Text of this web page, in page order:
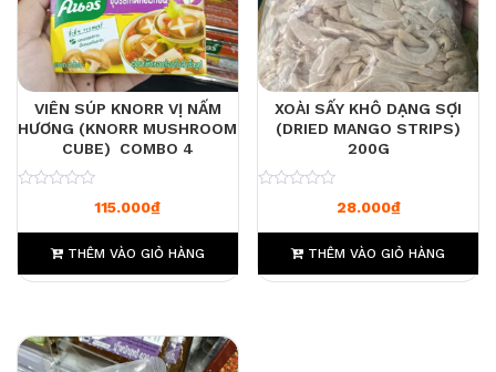
VIÊN SÚP KNORR VỊ NẤM
HƯƠNG (KNORR MUSHROOM
CUBE) COMBO 4
115.000₫
THÊM VÀO GIỎ HÀNG
XOÀI SẤY KHÔ DẠNG SỢI
(DRIED MANGO STRIPS)
200G
28.000₫
THÊM VÀO GIỎ HÀNG